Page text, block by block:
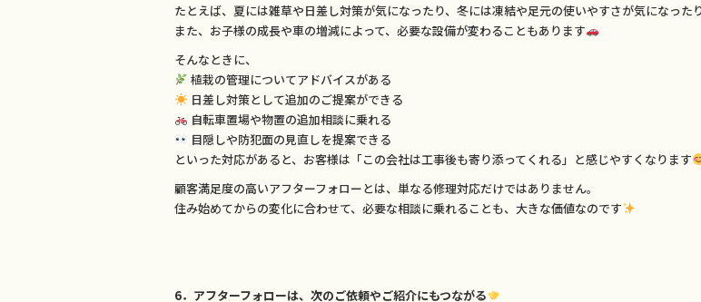
たとえば、夏には雑草や日差し対策が気になったり、冬には凍結や足元の使いやすさが気になったり
また、お子様の成長や車の増減によって、必要な設備が変わることもあります
そんなときに、
植栽の管理についてアドバイスがある
日差し対策として追加のご提案ができる
自転車置場や物置の追加相談に乗れる
目隠しや防犯面の見直しを提案できる
といった対応があると、お客様は「この会社は工事後も寄り添ってくれる」と感じやすくなります
顧客満足度の高いアフターフォローとは、単なる修理対応だけではありません。
住み始めてからの変化に合わせて、必要な相談に乗れることも、大きな価値なのです
6．アフターフォローは、次のご依頼やご紹介にもつながる